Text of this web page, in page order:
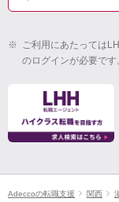
※ ご利用にあたっては
のログインが必要です
Adeccoの転職支援 関西